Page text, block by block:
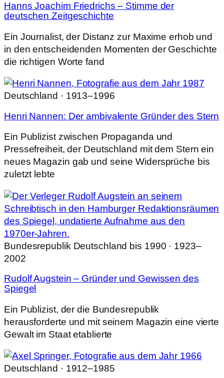
Hanns Joachim Friedrichs – Stimme der
deutschen Zeitgeschichte
Ein Journalist, der Distanz zur Maxime erhob und
in den entscheidenden Momenten der Geschichte
die richtigen Worte fand
Deutschland · 1913–1996
Henri Nannen: Der ambivalente Gründer des Stern
Ein Publizist zwischen Propaganda und
Pressefreiheit, der Deutschland mit dem Stern ein
neues Magazin gab und seine Widersprüche bis
zuletzt lebte
Bundesrepublik Deutschland bis 1990 · 1923–
2002
Rudolf Augstein – Gründer und Gewissen des
Spiegel
Ein Publizist, der die Bundesrepublik
herausforderte und mit seinem Magazin eine vierte
Gewalt im Staat etablierte
Deutschland · 1912–1985